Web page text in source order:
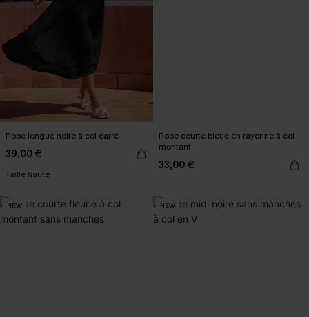
Robe longue noire à col carré
39,00 €
Taille haute
Robe courte bleue en rayonne à col
montant
33,00 €
NEW NEW